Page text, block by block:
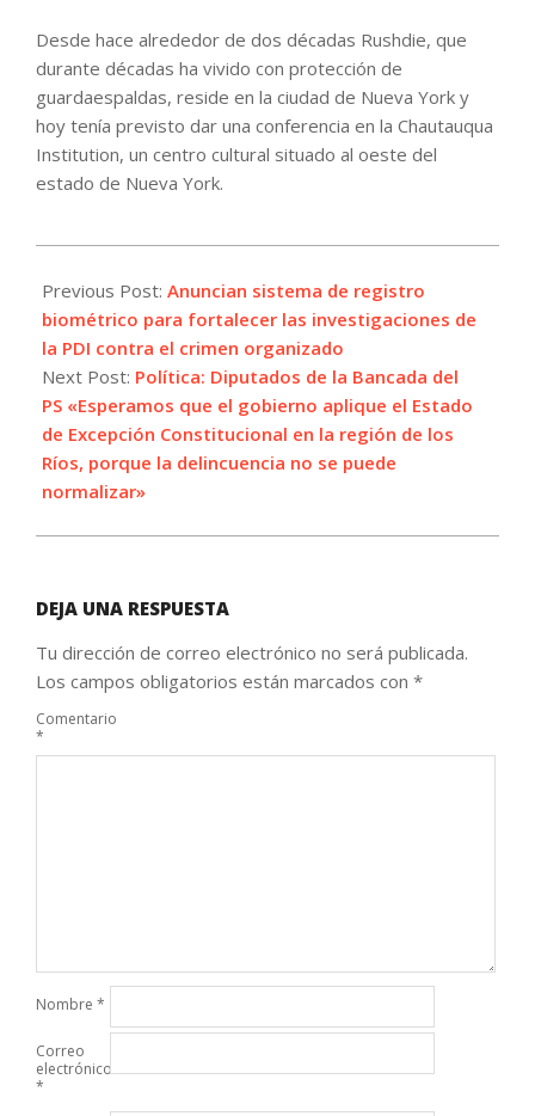
Desde hace alrededor de dos décadas Rushdie, que
durante décadas ha vivido con protección de
guardaespaldas, reside en la ciudad de Nueva York y
hoy tenía previsto dar una conferencia en la Chautauqua
Institution, un centro cultural situado al oeste del
estado de Nueva York.
08-
12
Previous Post: Anuncian sistema de registro
biométrico para fortalecer las investigaciones de
la PDI contra el crimen organizado
Next Post: Política: Diputados de la Bancada del
PS «Esperamos que el gobierno aplique el Estado
de Excepción Constitucional en la región de los
Ríos, porque la delincuencia no se puede
normalizar»
DEJA UNA RESPUESTA
Tu dirección de correo electrónico no será publicada.
Los campos obligatorios están marcados con *
Comentario
*
Nombre *
Correo
electrónico
*